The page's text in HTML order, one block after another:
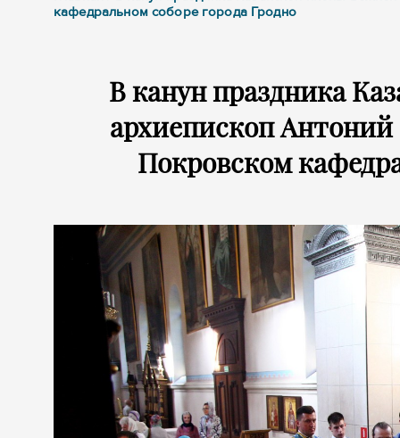
кафедральном соборе города Гродно
В канун праздника
архиепископ
Покровском